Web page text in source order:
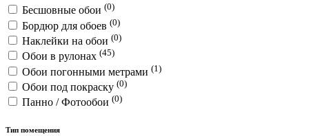
Бесшовные обои (0)
Бордюр для обоев (0)
Наклейки на обои (0)
Обои в рулонах (45)
Обои погонными метрами (1)
Обои под покраску (0)
Панно / Фотообои (0)
Тип помещения